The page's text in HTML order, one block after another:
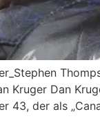
Kruger Dan
43, der als